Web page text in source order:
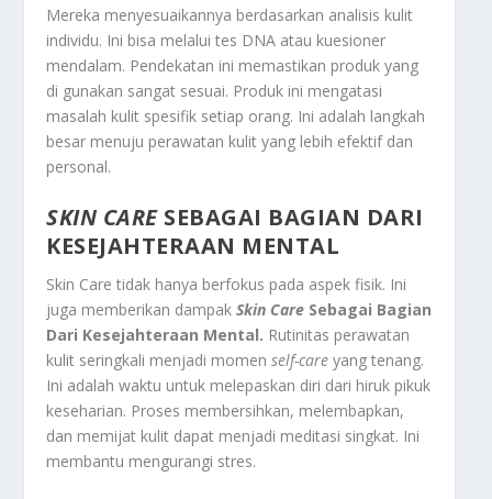
Mereka menyesuaikannya berdasarkan analisis kulit
individu. Ini bisa melalui tes DNA atau kuesioner
mendalam. Pendekatan ini memastikan produk yang
di gunakan sangat sesuai. Produk ini mengatasi
masalah kulit spesifik setiap orang. Ini adalah langkah
besar menuju perawatan kulit yang lebih efektif dan
personal.
SKIN CARESEBAGAI BAGIAN DARI
KESEJAHTERAAN MENTAL
Skin Care tidak hanya berfokus pada aspek fisik. Ini
juga memberikan dampakSkin Care Sebagai Bagian
Dari Kesejahteraan Mental. Rutinitas perawatan
kulit seringkali menjadi momenself-care yang tenang.
Ini adalah waktu untuk melepaskan diri dari hiruk pikuk
keseharian. Proses membersihkan, melembapkan,
dan memijat kulit dapat menjadi meditasi singkat. Ini
membantu mengurangi stres.